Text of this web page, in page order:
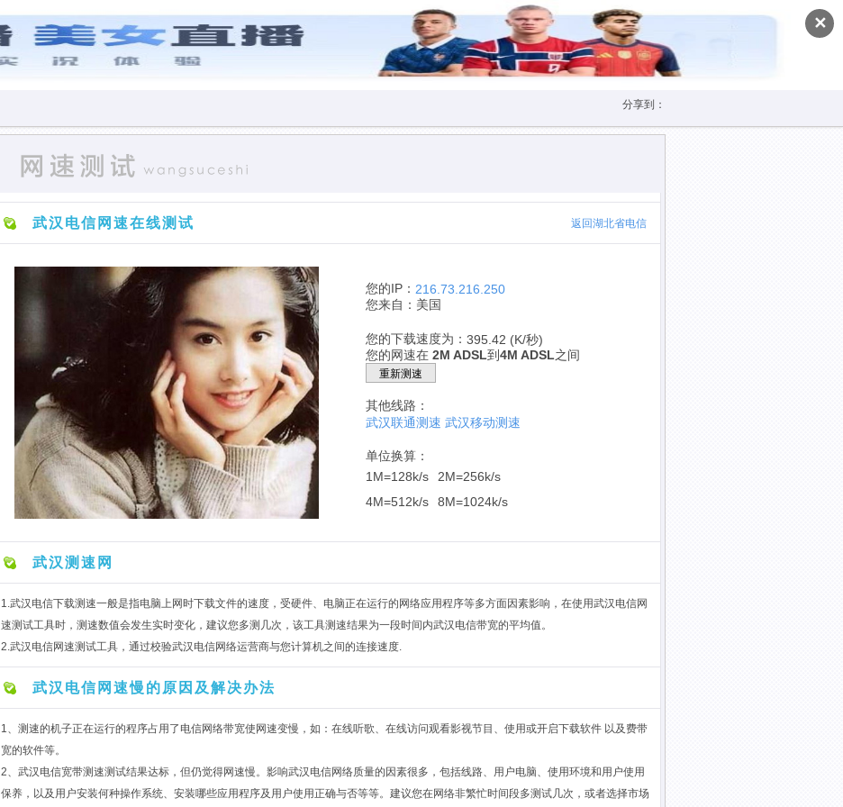
✕
分享到：
武汉电信网速在线测试 返回湖北省电信
您的IP： 216.73.216.250
您来自：美国
您的下载速度为： 395.42 (K/秒)
您的网速在 2M ADSL到4M ADSL之间
重新测速
其他线路：
武汉联通测速 武汉移动测速
单位换算：
1M=128k/s
2M=256k/s
4M=512k/s
8M=1024k/s
武汉测速网
1.武汉电信下载测速一般是指电脑上网时下载文件的速度，受硬件、电脑正在运行的网络应用程序等多方面因素影响，在使用武汉电信网
速测试工具时，测速数值会发生实时变化，建议您多测几次，该工具测速结果为一段时间内武汉电信带宽的平均值。
2.武汉电信网速测试工具，通过校验武汉电信网络运营商与您计算机之间的连接速度.
武汉电信网速慢的原因及解决办法
1、测速的机子正在运行的程序占用了电信网络带宽使网速变慢，如：在线听歌、在线访问观看影视节目、使用或开启下载软件 以及费带
宽的软件等。
2、武汉电信宽带测速测试结果达标，但仍觉得网速慢。影响武汉电信网络质量的因素很多，包括线路、用户电脑、使用环境和用户使用
保养，以及用户安装何种操作系统、安装哪些应用程序及用户使用正确与否等等。建议您在网络非繁忙时间段多测试几次，或者选择市场